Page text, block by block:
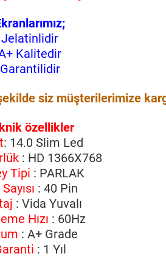
Jelatinlidir
Kalitedir
Garantilidir
siz müşterilerimize
özellikler
: 14.0 Slim Led
: HD 1366X768
Tipi : PARLAK
: 40 Pin
: Vida Yuvalı
Hızı : 60Hz
: A+ Grade
: 1 Yıl